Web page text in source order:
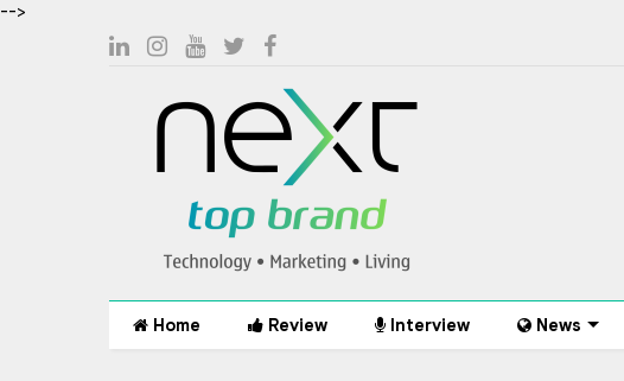
-->
Home Review Interview News